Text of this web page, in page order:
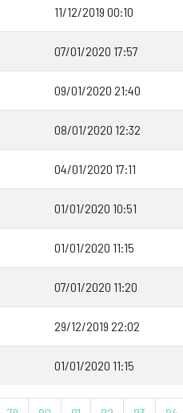
11/12/2019 00:10
07/01/2020 17:57
09/01/2020 21:40
08/01/2020 12:32
04/01/2020 17:11
01/01/2020 10:51
01/01/2020 11:15
07/01/2020 11:20
29/12/2019 22:02
01/01/2020 11:15